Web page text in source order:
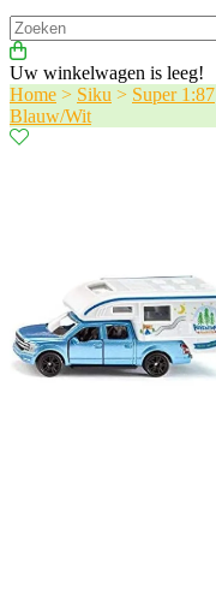
Uw winkelwagen is leeg!
Home > Siku > Super 1:87
Blauw/Wit